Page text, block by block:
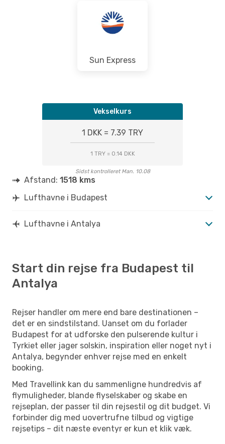
Sun Express
Vekselkurs
1 DKK = 7.39 TRY
1 TRY = 0.14 DKK
Sidst kontrolleret Man. 10.08
Afstand: 1518 kms
Lufthavne i Budapest
Lufthavne i Antalya
Start din rejse fra Budapest til
Antalya
Rejser handler om mere end bare destinationen –
det er en sindstilstand. Uanset om du forlader
Budapest for at udforske den pulserende kultur i
Tyrkiet eller jager solskin, inspiration eller noget nyt i
Antalya, begynder enhver rejse med en enkelt
booking.
Med Travellink kan du sammenligne hundredvis af
flymuligheder, blande flyselskaber og skabe en
rejseplan, der passer til din rejsestil og dit budget. Vi
forbinder dig med uovertrufne tilbud og vigtige
rejsetips – dit næste eventyr er kun et klik væk.